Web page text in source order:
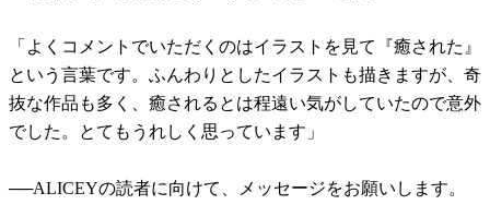
「よくコメントでいただくのはイラストを見て『癒された』
という言葉です。ふんわりとしたイラストも描きますが、奇
抜な作品も多く、癒されるとは程遠い気がしていたので意外
でした。とてもうれしく思っています」
──ALICEYの読者に向けて、メッセージをお願いします。